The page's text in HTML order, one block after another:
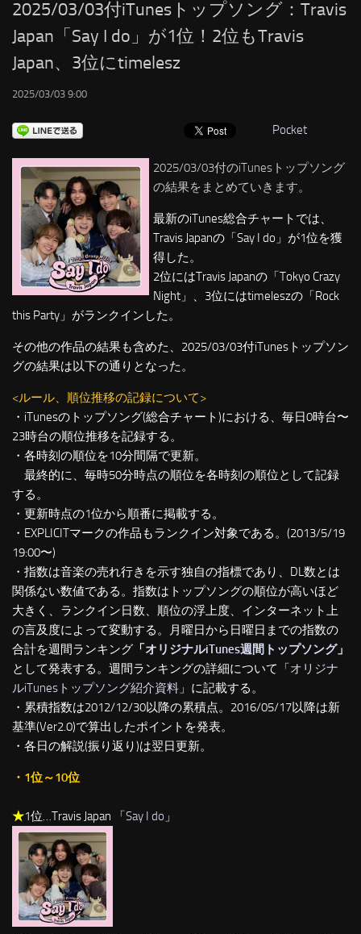
RSS
LINKS
2025/03/03付iTunesトップソング：Travis
Japan「Say I do」が1位！2位もTravis
Japan、3位にtimelesz
2025/03/03 9:00
Pocket
2025/03/03付のiTunesトップソング
の結果をまとめていきます。
最新のiTunes総合チャートでは、
Travis Japanの「Say I do」が1位を獲
得した。
2位にはTravis Japanの「Tokyo Crazy
Night」、3位にはtimeleszの「Rock
this Party」がランクインした。
その他の作品の結果も含めた、2025/03/03付iTunesトップソン
グの結果は以下の通りとなった。
<ルール、順位推移の記録について>
・iTunesのトップソング(総合チャート)における、毎日0時台〜
23時台の順位推移を記録する。
・各時刻の順位を10分間隔で更新。
最終的に、毎時50分時点の順位を各時刻の順位として記録
する。
・更新時点の1位から順番に掲載する。
・EXPLICITマークの作品もランクイン対象である。(2013/5/19
19:00〜)
・指数は音楽の売れ行きを示す独自の指標であり、DL数とは
関係ない数値である。指数はトップソングの順位が高いほど
大きく、ランクイン日数、順位の浮上度、インターネット上
の言及度によって変動する。月曜日から日曜日までの指数の
合計を週間ランキング 「オリジナルiTunes週間トップソング」
として発表する。週間ランキングの詳細について「オリジナ
ルiTunesトップソング紹介資料 」に記載する。
・累積指数は2012/12/30以降の累積点。2016/05/17以降は新
基準(Ver2.0)で算出したポイントを発表。
・各日の解説(振り返り)は翌日更新。
・1位～10位
★1位…Travis Japan 「Say I do 」